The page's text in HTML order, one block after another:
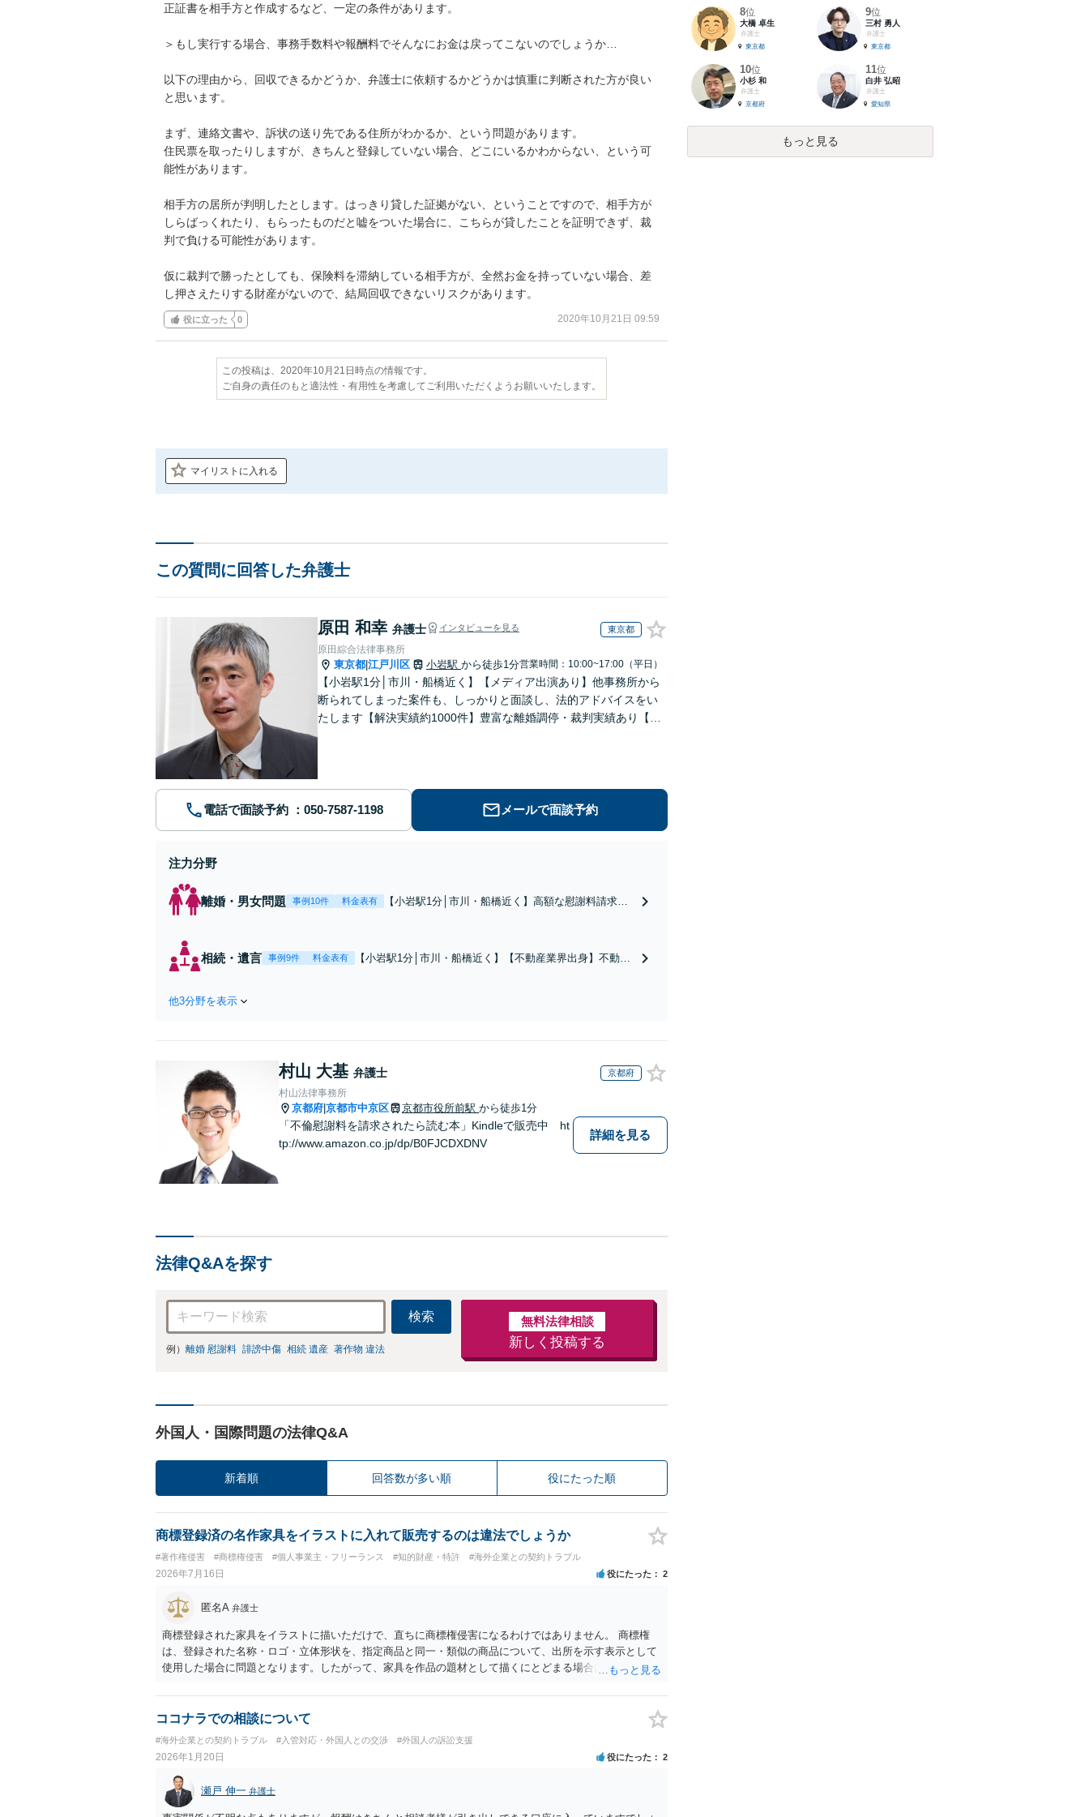
正証書を相手方と作成するなど、一定の条件があります。
＞もし実行する場合、事務手数料や報酬料でそんなにお金は戻ってこないのでしょうか…
以下の理由から、回収できるかどうか、弁護士に依頼するかどうかは慎重に判断された方が良い
と思います。
まず、連絡文書や、訴状の送り先である住所がわかるか、という問題があります。
住民票を取ったりしますが、きちんと登録していない場合、どこにいるかわからない、という可
能性があります。
相手方の居所が判明したとします。はっきり貸した証拠がない、ということですので、相手方が
しらばっくれたり、もらったものだと嘘をついた場合に、こちらが貸したことを証明できず、裁
判で負ける可能性があります。
仮に裁判で勝ったとしても、保険料を滞納している相手方が、全然お金を持っていない場合、差
し押さえたりする財産がないので、結局回収できないリスクがあります。
役に立った 0 2020年10月21日 09:59
この投稿は、2020年10月21日時点の情報です。
ご自身の責任のもと適法性・有用性を考慮してご利用いただくようお願いいたします。
マイリストに入れる
この質問に回答した弁護士
原田 和幸 弁護士 インタビューを見る 東京都
原田綜合法律事務所
東京都 江戸川区 小岩駅 から徒歩1分営業時間：10:00~17:00（平日）
【小岩駅1分│市川・船橋近く】【メディア出演あり】他事務所から
断られてしまった案件も、しっかりと面談し、法的アドバイスをい
たします【解決実績約1000件】豊富な離婚調停・裁判実績あり【不
電話で面談予約 メールで面談予約
注力分野
離婚・男女問題 事例10件 料金表有
【小岩駅1分│市川・船橋近く】高額な慰謝料請求の
家の財産分与に対応！離婚に関するお悩みは、お気
軽にご相談ください【メディア出演】【早朝・夜間
相続・遺言 事例9件 料金表有
【小岩駅1分│市川・船橋近く】【不動産業界出身】不動産
他3分野を表示
村山 大基 弁護士 京都府
村山法律事務所
京都府 京都市中京区 京都市役所前駅 から徒歩1分
「不倫慰謝料を請求されたら読む本」Kindleで販売中 ht
tp://www.amazon.co.jp/dp/B0FJCDXDNV
詳細を見る
法律Q&Aを探す
検索
例） 離婚 慰謝料 誹謗中傷 相続 遺産 著作物 違法
無料法律相談
新しく投稿する
外国人・国際問題の法律Q&A
新着順 回答数が多い順 役にたった順
商標登録済の名作家具をイラストに入れて販売するのは違法でしょうか
#著作権侵害 #商標権侵害 #個人事業主・フリーランス #知的財産・特許 #海外企業との契約トラブル
2026年7月16日 役にたった 2
匿名A 弁護士
商標登録された家具をイラストに描いただけで、直ちに商標権侵害になるわけではありません。 商標権
は、登録された名称・ロゴ・立体形状を、指定商品と同一・類似の商品について、出所を示す表示として
使用した場合に問題となります。したがって、家具を作品の題材として描くにとどまる場合は、通常、商
し、公式商品やライセンス商品と誤認させる販売方法であれば、商標権や不正競争防止法上の問題が生じ
得ます。家具のデザインに著作権が認められる場合は、著作権も別途問題となります。 無料のSNS投稿や
しているかが重要です。 また、日本の商標権は原則として日本国内にのみ効力を持ちます。外国で販売す
る場合は、販売国の商標・意匠等を確認する必要があります。 他の作家の例は、許諾を得ている、権利が
消滅している、侵害に当たらない、又は単に権利行使されていないなど、様々な可能性があります。他人
が販売していることだけでは、適法とは判断できません。
ココナラでの相談について
#海外企業との契約トラブル #入管対応・外国人との交渉 #外国人の訴訟支援
2026年1月20日 役にたった 2
瀬戸 伸一 弁護士
8位
大橋 卓生
弁護士
東京都
9位
三村 勇人
弁護士
東京都
10位
小杉 和
弁護士
京都府
11位
白井 弘昭
弁護士
愛知県
もっと見る